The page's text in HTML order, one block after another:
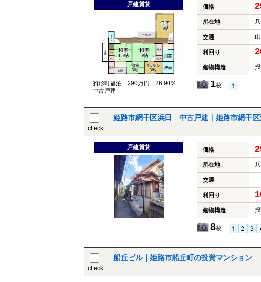
戸建賃貸
的形町福泊 290万円 26.90％
中古戸建
価格
所在地
交通
利回り
建物構造
1枚
check
姫路市網干区浜田 中古戸建｜姫路市網干区
戸建賃貸 価格
所在地
交通 -
利回り
建物構造
8枚
check
船丘ビル｜姫路市船丘町の投資マンション